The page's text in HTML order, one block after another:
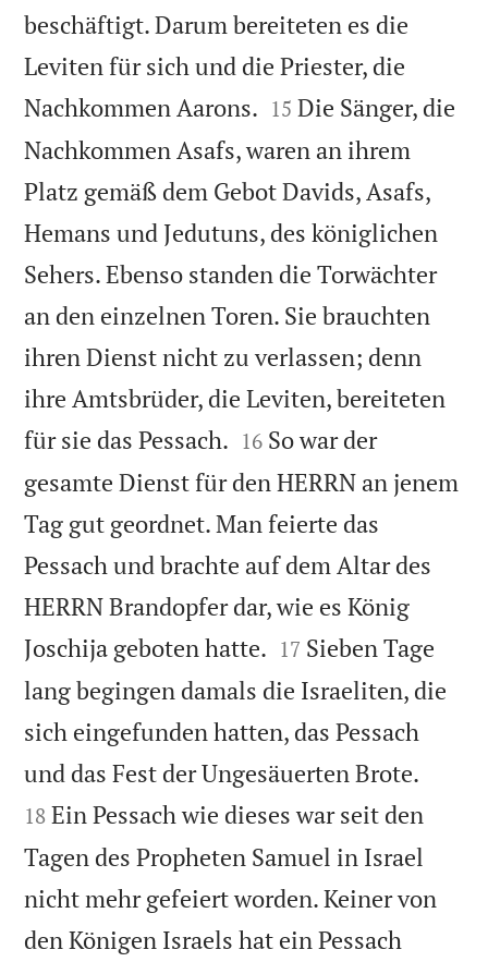
beschäftigt. Darum bereiteten es die
Leviten für sich und die Priester, die
Nachkommen Aarons. 

15 Die Sänger, die
Nachkommen Asafs, waren an ihrem
Platz gemäß dem Gebot Davids, Asafs,
Hemans und Jedutuns, des königlichen
Sehers. Ebenso standen die Torwächter
an den einzelnen Toren. Sie brauchten
ihren Dienst nicht zu verlassen; denn
ihre Amtsbrüder, die Leviten, bereiteten
für sie das Pessach. 

16 So war der
gesamte Dienst für den HERRN an jenem
Tag gut geordnet. Man feierte das
Pessach und brachte auf dem Altar des
HERRN Brandopfer dar, wie es König
Joschija geboten hatte. 

17 Sieben Tage
lang begingen damals die Israeliten, die
sich eingefunden hatten, das Pessach
und das Fest der Ungesäuerten Brote.
18 Ein Pessach wie dieses war seit den
Tagen des Propheten Samuel in Israel
nicht mehr gefeiert worden. Keiner von
den Königen Israels hat ein Pessach